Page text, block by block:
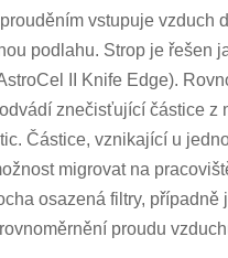
vstupuje vzduch
podlahu. Strop je řešen
II Knife Edge).
znečisťující částice z
Částice, vznikající u
migrovat na
osazená filtry, případně
proudu